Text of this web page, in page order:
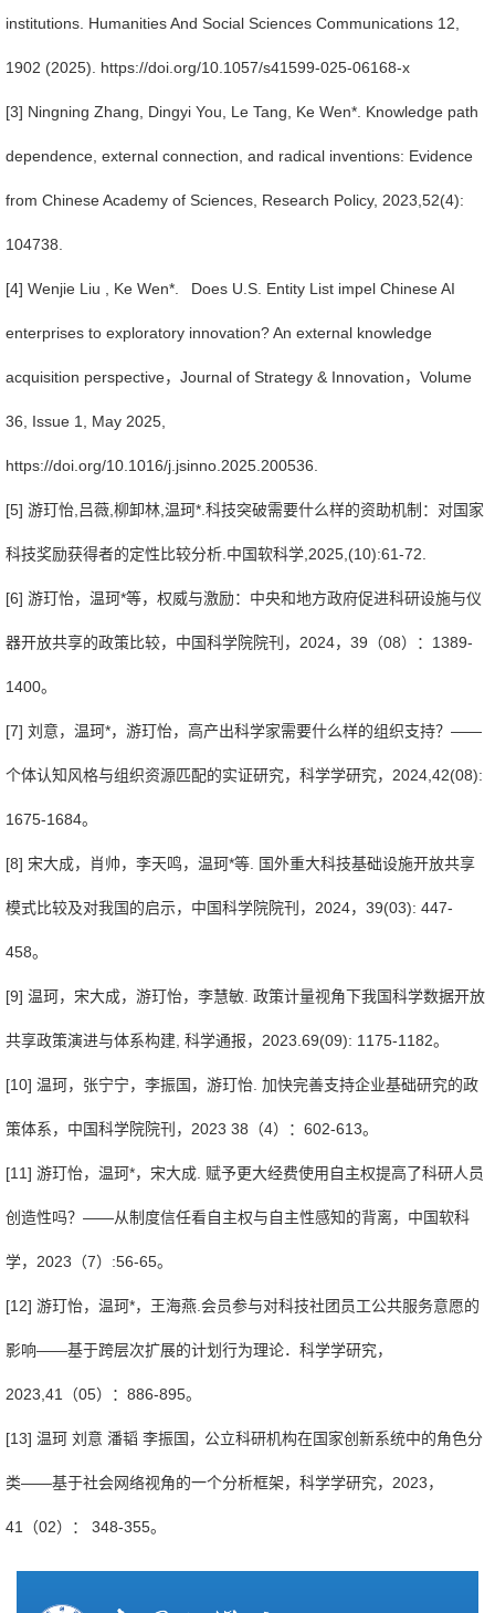
institutions. Humanities And Social Sciences Communications 12,
1902 (2025). https://doi.org/10.1057/s41599-025-06168-x
[3] Ningning Zhang, Dingyi You, Le Tang, Ke Wen*. Knowledge path
dependence, external connection, and radical inventions: Evidence
from Chinese Academy of Sciences, Research Policy, 2023,52(4):
104738.
[4] Wenjie Liu , Ke Wen*. Does U.S. Entity List impel Chinese AI
enterprises to exploratory innovation? An external knowledge
acquisition perspective，Journal of Strategy & Innovation，Volume
36, Issue 1, May 2025,
https://doi.org/10.1016/j.jsinno.2025.200536.
[5] 游玎怡,吕薇,柳卸林,温珂*.科技突破需要什么样的资助机制：对国家
科技奖励获得者的定性比较分析.中国软科学,2025,(10):61-72.
[6] 游玎怡，温珂*等，权威与激励：中央和地方政府促进科研设施与仪
器开放共享的政策比较，中国科学院院刊，2024，39（08）：1389-
1400。
[7] 刘意，温珂*，游玎怡，高产出科学家需要什么样的组织支持？——
个体认知风格与组织资源匹配的实证研究，科学学研究，2024,42(08):
1675-1684。
[8] 宋大成，肖帅，李天鸣，温珂*等. 国外重大科技基础设施开放共享
模式比较及对我国的启示，中国科学院院刊，2024，39(03): 447-
458。
[9] 温珂，宋大成，游玎怡，李慧敏. 政策计量视角下我国科学数据开放
共享政策演进与体系构建, 科学通报，2023.69(09): 1175-1182。
[10] 温珂，张宁宁，李振国，游玎怡. 加快完善支持企业基础研究的政
策体系，中国科学院院刊，2023 38（4）：602-613。
[11] 游玎怡，温珂*，宋大成. 赋予更大经费使用自主权提高了科研人员
创造性吗？——从制度信任看自主权与自主性感知的背离，中国软科
学，2023（7）:56-65。
[12] 游玎怡，温珂*，王海燕.会员参与对科技社团员工公共服务意愿的
影响——基于跨层次扩展的计划行为理论．科学学研究，
2023,41（05）：886-895。
[13] 温珂 刘意 潘韬 李振国，公立科研机构在国家创新系统中的角色分
类——基于社会网络视角的一个分析框架，科学学研究，2023，
41（02）： 348-355。